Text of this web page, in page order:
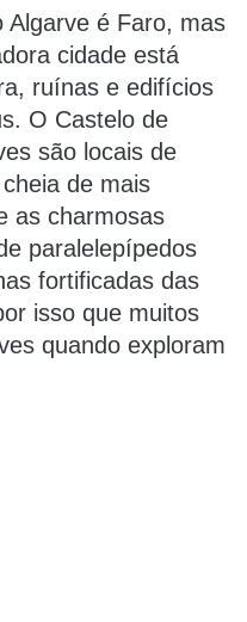
Algarve é Faro, mas
cidade está
ruínas e edifícios
O Castelo de
são locais de
de mais
as charmosas
paralelepípedos
fortificadas das
isso que muitos
quando exploram